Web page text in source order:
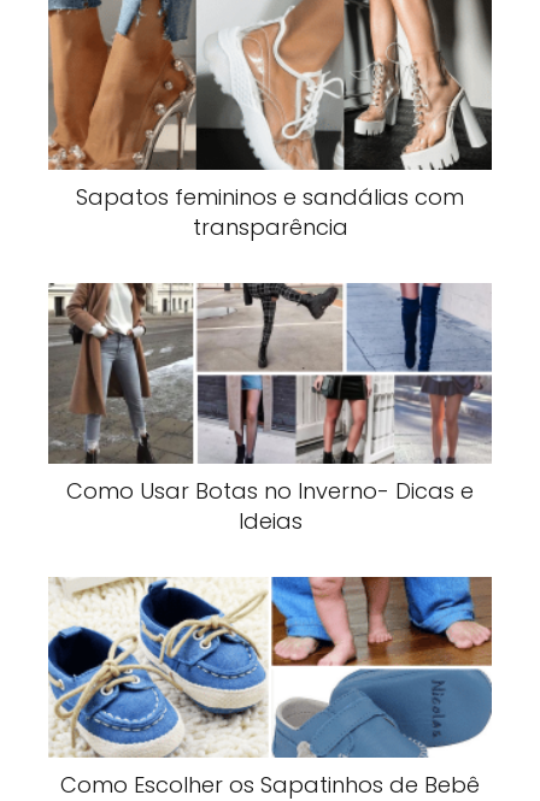
Sapatos femininos e sandálias com
transparência
Como Usar Botas no Inverno- Dicas e
Ideias
Como Escolher os Sapatinhos de Bebê